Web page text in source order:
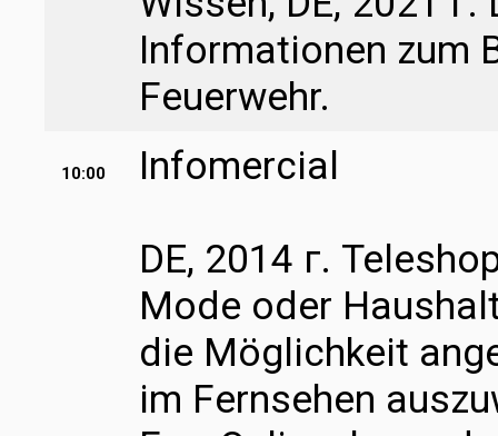
Informationen zum
Feuerwehr.
10:00
Infomercial
DE, 2014 г.
Mode oder
die Möglichkeit
im Fernsehen